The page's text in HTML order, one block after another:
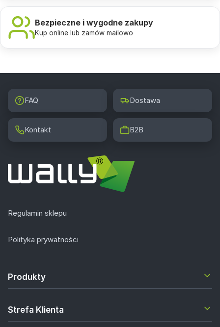
Bezpieczne i wygodne zakupy
Kup online lub zamów mailowo
FAQ Dostawa
Kontakt B2B
Regulamin sklepu
Polityka prywatności
Produkty
Strefa Klienta